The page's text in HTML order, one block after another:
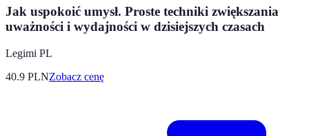
Jak uspokoić umysł. Proste techniki zwiększania
uważności i wydajności w dzisiejszych czasach
Legimi PL
40.9 PLNZobacz cenę